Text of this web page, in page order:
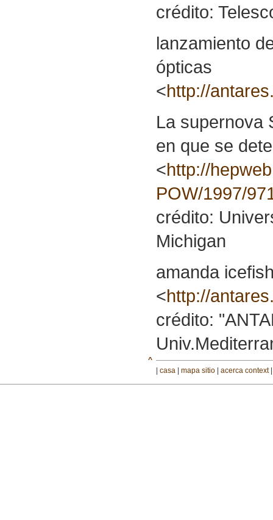
crédito:
lanzamiento
ópticas
<http://
La supernova
en que se
<http://
POW/1997/
crédito:
Michigan
amanda
<http://
crédito:
^
casa mapa sitio acerca context